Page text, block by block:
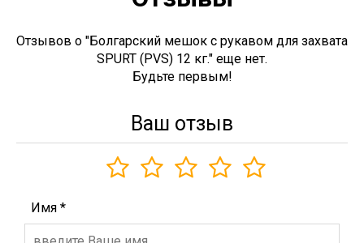
Отзывов о "Болгарский мешок c рукавом для захвата
SPURT (PVS) 12 кг." еще нет.
Будьте первым!
Ваш отзыв
Имя *